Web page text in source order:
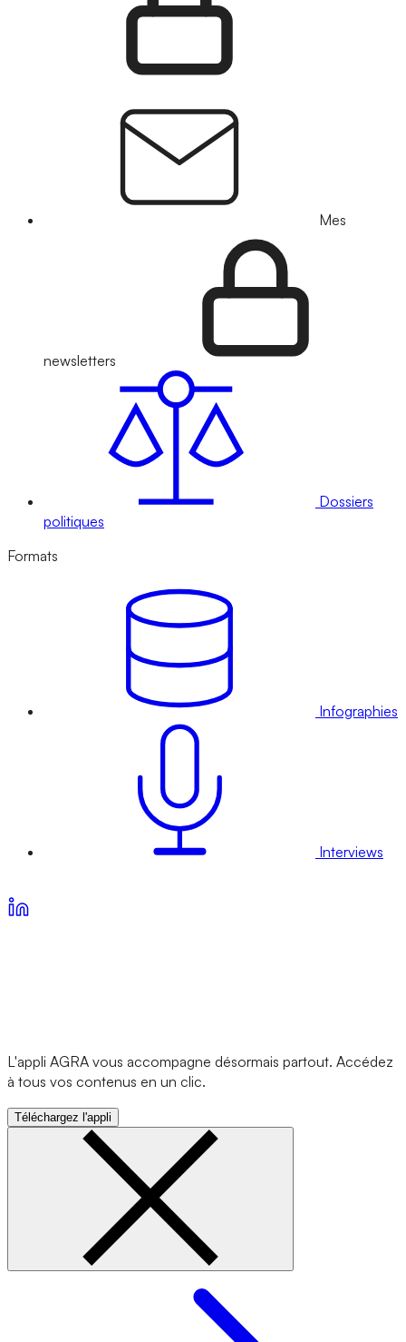
Mes
newsletters
Dossiers
politiques
Formats
Infographies
Interviews
L'appli AGRA vous accompagne désormais partout. Accédez
à tous vos contenus en un clic.
Téléchargez l'appli